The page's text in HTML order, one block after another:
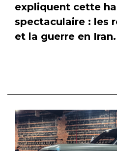
expliquent cette
spectaculaire : les
et la guerre en Iran.